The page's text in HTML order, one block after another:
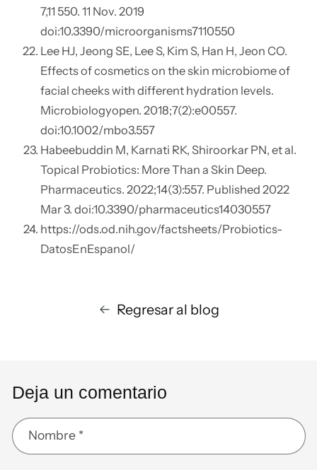
7,11 550. 11 Nov. 2019
doi:10.3390/microorganisms7110550
Lee HJ, Jeong SE, Lee S, Kim S, Han H, Jeon CO.
Effects of cosmetics on the skin microbiome of
facial cheeks with different hydration levels.
Microbiologyopen. 2018;7(2):e00557.
doi:10.1002/mbo3.557
Habeebuddin M, Karnati RK, Shiroorkar PN, et al.
Topical Probiotics: More Than a Skin Deep.
Pharmaceutics. 2022;14(3):557. Published 2022
Mar 3. doi:10.3390/pharmaceutics14030557
https://ods.od.nih.gov/factsheets/Probiotics-
DatosEnEspanol/
Regresar al blog
Deja un comentario
Nombre *